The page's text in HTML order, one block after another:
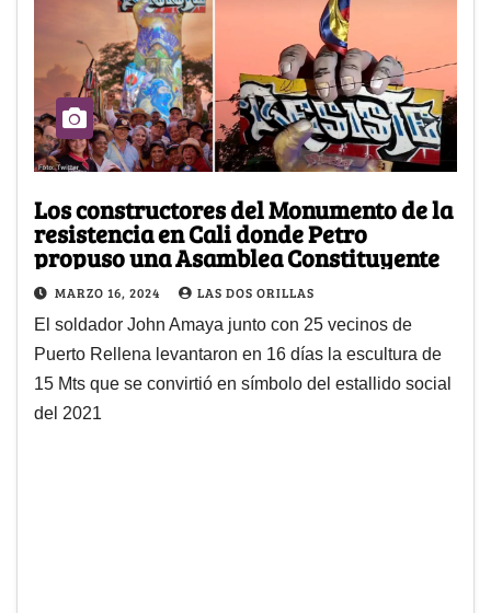
Los constructores del Monumento de la
resistencia en Cali donde Petro
propuso una Asamblea Constituyente
MARZO 16, 2024 LAS DOS ORILLAS
El soldador John Amaya junto con 25 vecinos de
Puerto Rellena levantaron en 16 días la escultura de
15 Mts que se convirtió en símbolo del estallido social
del 2021